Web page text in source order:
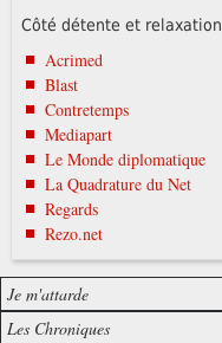
Côté détente et relaxation
Acrimed
Blast
Contretemps
Mediapart
Le Monde diplomatique
La Quadrature du Net
Regards
Rezo.net
Je m'attarde
Les Chroniques